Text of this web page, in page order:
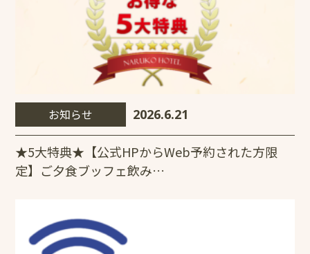
お知らせ 2026.6.21
★5大特典★【公式HPからWeb予約された方限
定】ご夕食ブッフェ飲み…